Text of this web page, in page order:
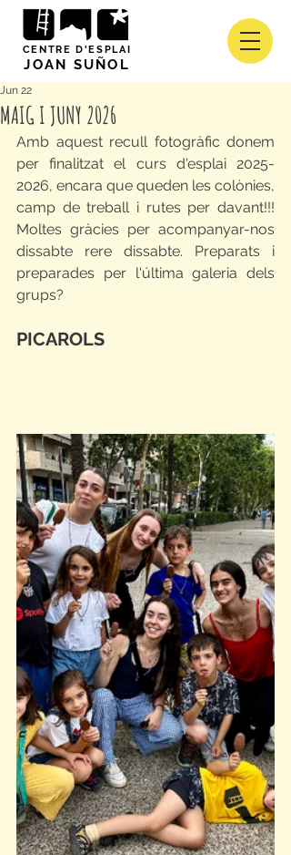
CENTRE D'ESPLAI
JOAN SUÑOL
MAIG I JUNY 2026
Jun 22
Amb aquest recull fotogràfic donem
per finalitzat el curs d'esplai 2025-
2026, encara que queden les colònies,
camp de treball i rutes per davant!!!
Moltes gràcies per acompanyar-nos
dissabte rere dissabte. Preparats i
preparades per l'última galeria dels
grups?
PICAROLS